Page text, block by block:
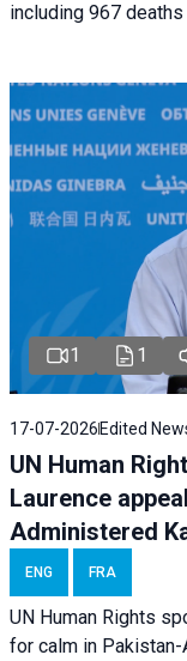
including 967
1 1
17-07-2026 Edited
UN Human
Laurence
Administered
ENG FRA
UN Human Rights
for calm in